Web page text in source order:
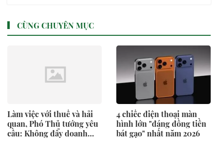
CÙNG CHUYÊN MỤC
Làm việc với thuế và hải
quan, Phó Thủ tướng yêu
cầu: Không đẩy doanh
4 chiếc điện thoại màn
hình lớn "đáng đồng tiền
bát gạo" nhất năm 2026